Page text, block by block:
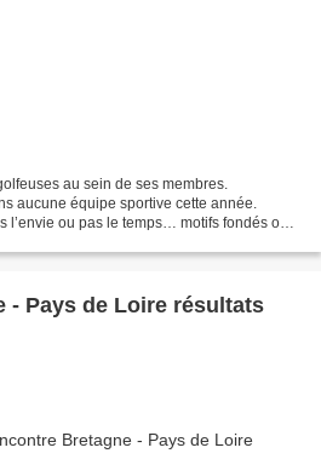
au sein de ses membres.
aucune équipe sportive cette année.
l’envie ou pas le temps… motifs fondés ou
- Pays de Loire résultats